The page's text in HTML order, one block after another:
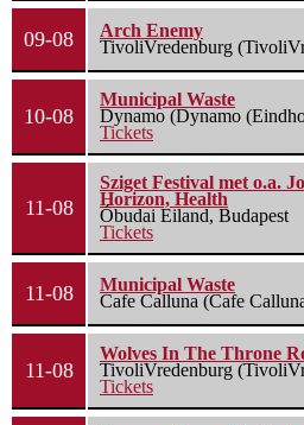
09-08
Arch Enemy
TivoliVredenburg
10-08
Municipal Waste
Dynamo (Dynamo
Tickets
11-08
Sziget Festival met o.a.
Horizon, Health
Óbudai Eiland, Budapest
Tickets
11-08
Municipal Waste
Cafe Calluna (Cafe
11-08
Wolves In The Throne
TivoliVredenburg
Tickets